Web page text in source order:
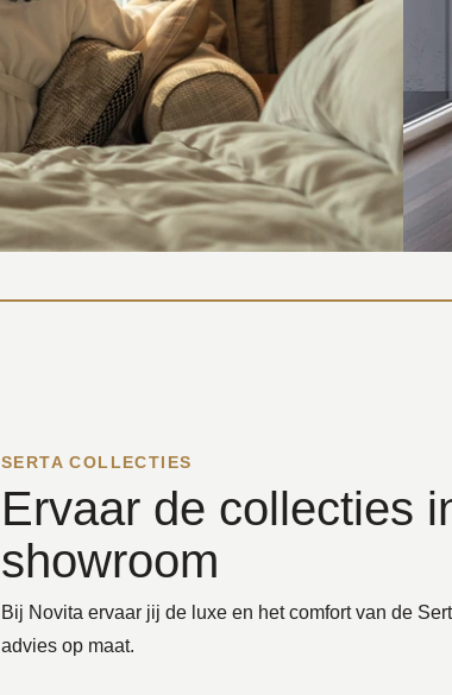
Ervaar de collecties
showroom
SERTA COLLECTIES
Bij Novita ervaar jij de luxe en het comfort van de
advies op maat.